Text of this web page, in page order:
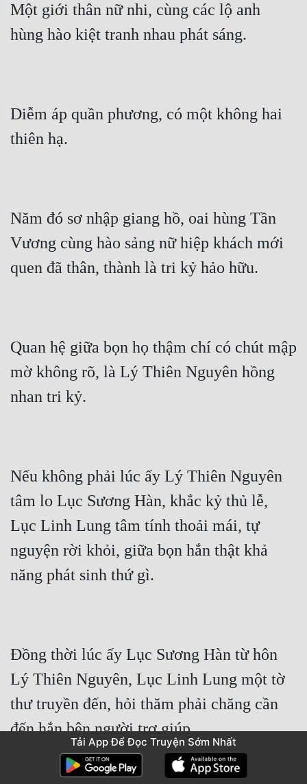
Một giới thân nữ nhi, cùng các lộ anh
hùng hào kiệt tranh nhau phát sáng.
Diễm áp quần phương, có một không hai
thiên hạ.
Năm đó sơ nhập giang hồ, oai hùng Tần
Vương cùng hào sảng nữ hiệp khách mới
quen đã thân, thành là tri kỷ hảo hữu.
Quan hệ giữa bọn họ thậm chí có chút mập
mờ không rõ, là Lý Thiên Nguyên hồng
nhan tri kỷ.
Nếu không phải lúc ấy Lý Thiên Nguyên
tâm lo Lục Sương Hàn, khắc kỷ thủ lễ,
Lục Linh Lung tâm tính thoải mái, tự
nguyện rời khỏi, giữa bọn hắn thật khả
năng phát sinh thứ gì.
Đồng thời lúc ấy Lục Sương Hàn từ hôn
Lý Thiên Nguyên, Lục Linh Lung một tờ
thư truyền đến, hỏi thăm phải chăng cần
đến hắn bên người trợ giúp.
Tải App Để Đọc Truyện Sớm Nhất